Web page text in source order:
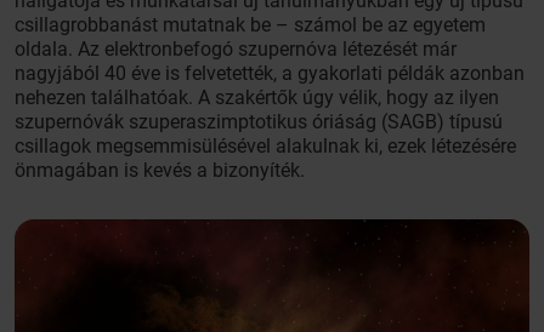
csillagrobbanást mutatnak be – számol be az egyetem
oldala. Az elektronbefogó szupernóva létezését már
nagyjából 40 éve is felvetették, a gyakorlati példák azonban
nehezen találhatóak. A szakértők úgy vélik, hogy az ilyen
szupernóvák szuperaszimptotikus óriáság (SAGB) típusú
csillagok megsemmisülésével alakulnak ki, ezek létezésére
önmagában is kevés a bizonyíték.